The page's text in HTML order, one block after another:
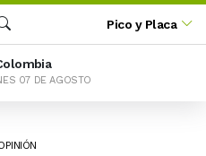
Pico y Placa
07 DE AGOSTO